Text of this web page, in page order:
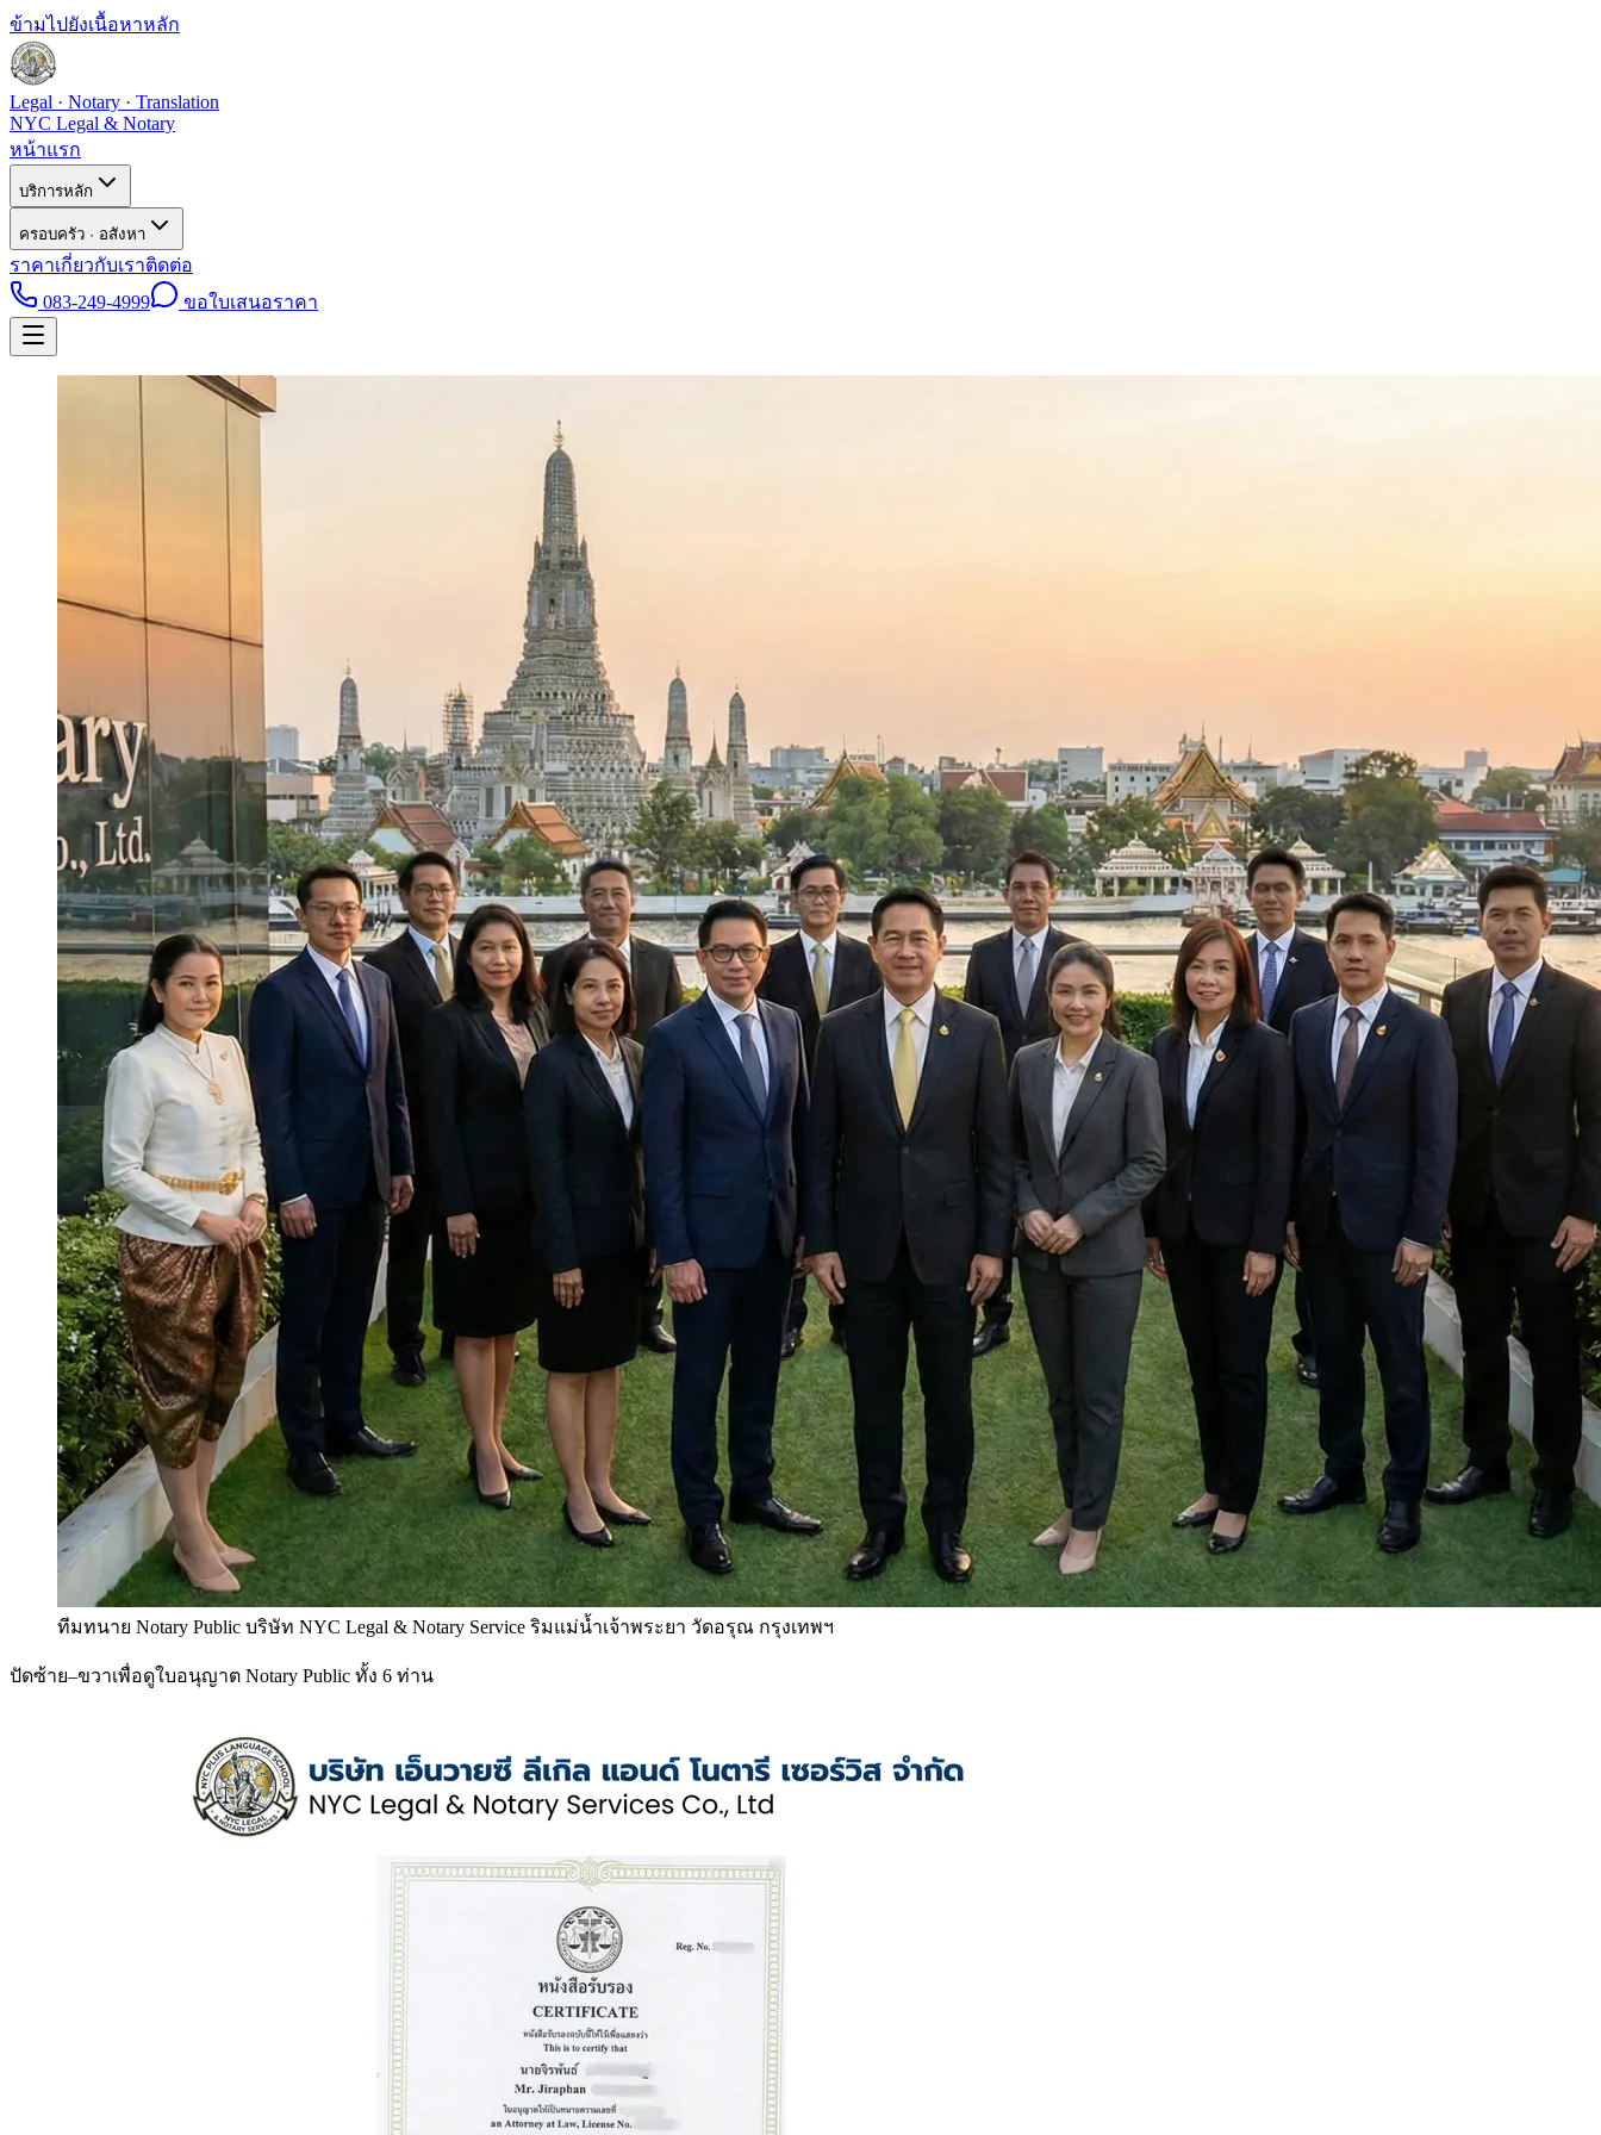
ข้ามไปยังเนื้อหาหลัก
Legal · Notary · Translation
NYC Legal & Notary
หน้าแรก
บริการหลัก
ครอบครัว · อสังหา
ราคาเกี่ยวกับเราติดต่อ
083-249-4999
ขอใบเสนอราคา
ทีมทนาย Notary Public บริษัท NYC Legal & Notary Service ริมแม่น้ำเจ้าพระยา วัดอรุณ กรุงเทพฯ
ปัดซ้าย–ขวาเพื่อดูใบอนุญาต Notary Public ทั้ง 6 ท่าน